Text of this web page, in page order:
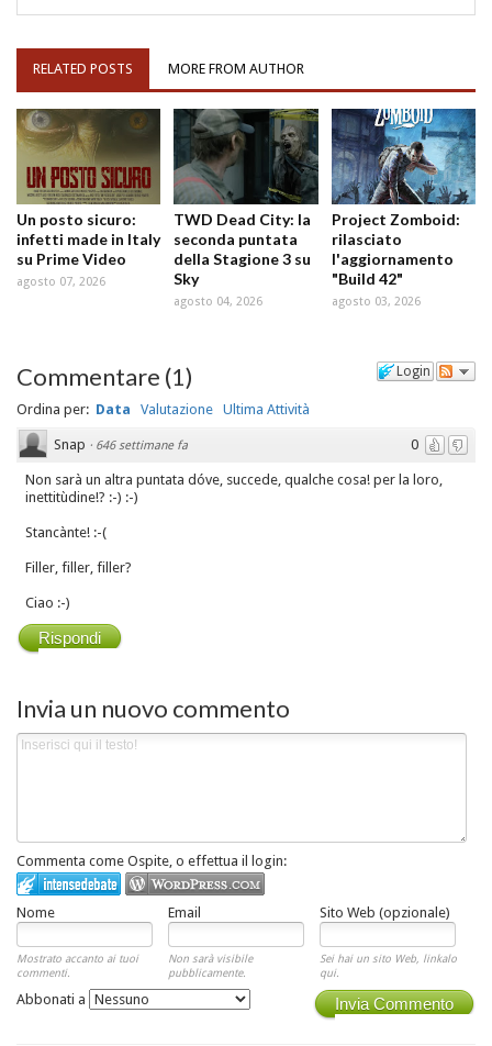
RELATED POSTS MORE FROM AUTHOR
Un posto sicuro:
infetti made in Italy
su Prime Video
agosto 07, 2026
TWD Dead City: la
seconda puntata
della Stagione 3 su
Sky
agosto 04, 2026
Project Zomboid:
rilasciato
l'aggiornamento
"Build 42"
agosto 03, 2026
Login
Commentare (1)
Ordina per: Data Valutazione Ultima Attività
0
Snap · 646 settimane fa
Non sarà un altra puntata dóve, succede, qualche cosa! per la loro,
inettitùdine!? :-) :-)
Stancànte! :-(
Filler, filler, filler?
Ciao :-)
Rispondi
Invia un nuovo commento
Commenta come Ospite, o effettua il login:
Nome Email Sito Web (opzionale)
Mostrato accanto ai tuoi
commenti.
Non sarà visibile
pubblicamente.
Sei hai un sito Web, linkalo
qui.
Invia Commento
Abbonati a